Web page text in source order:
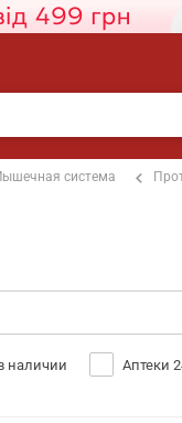
система
наличии Аптеки